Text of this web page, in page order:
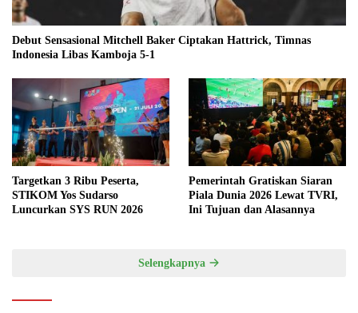
Debut Sensasional Mitchell Baker Ciptakan Hattrick, Timnas
Indonesia Libas Kamboja 5-1
Targetkan 3 Ribu Peserta,
STIKOM Yos Sudarso
Luncurkan SYS RUN 2026
Pemerintah Gratiskan Siaran
Piala Dunia 2026 Lewat TVRI,
Ini Tujuan dan Alasannya
Selengkapnya